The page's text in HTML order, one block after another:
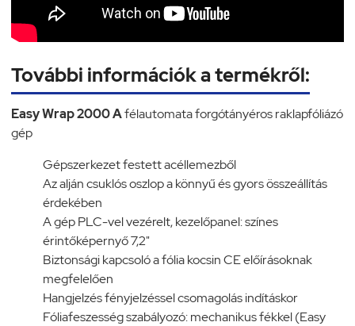
További információk a termékről:
Easy Wrap 2000 Afélautomata forgótányéros raklapfóliázó
gép
Gépszerkezet festett acéllemezből
Az alján csuklós oszlop a könnyű és gyors összeállítás
érdekében
A gép PLC-vel vezérelt, kezelőpanel: színes
érintőképernyő 7,2"
Biztonsági kapcsoló a fólia kocsin CE előírásoknak
megfelelően
Hangjelzés fényjelzéssel csomagolás indításkor
Fóliafeszesség szabályozó: mechanikus fékkel (Easy